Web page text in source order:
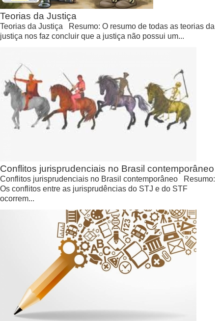
Teorias da Justiça
Teorias da Justiça Resumo: O resumo de todas as teorias da
justiça nos faz concluir que a justiça não possui um...
Conflitos jurisprudenciais no Brasil contemporâneo
Conflitos jurisprudenciais no Brasil contemporâneo Resumo:
Os conflitos entre as jurisprudências do STJ e do STF
ocorrem...